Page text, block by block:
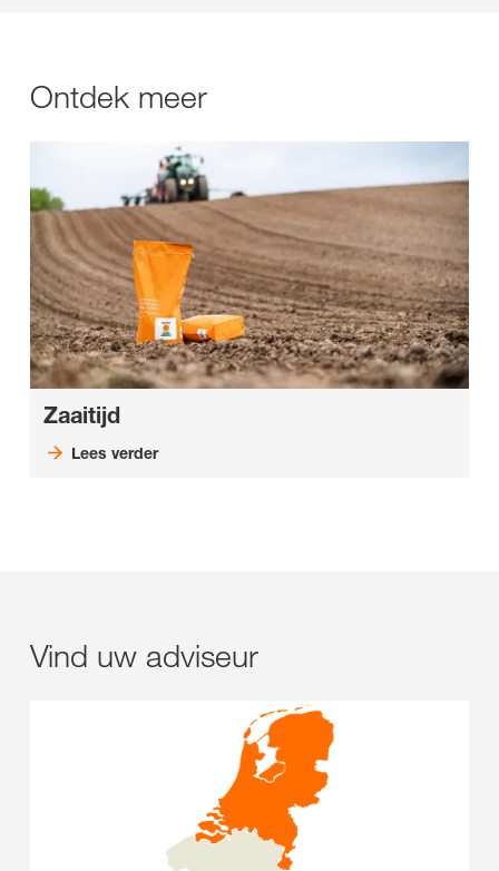
Ontdek meer
Zaaitijd
Lees verder
Vind uw adviseur